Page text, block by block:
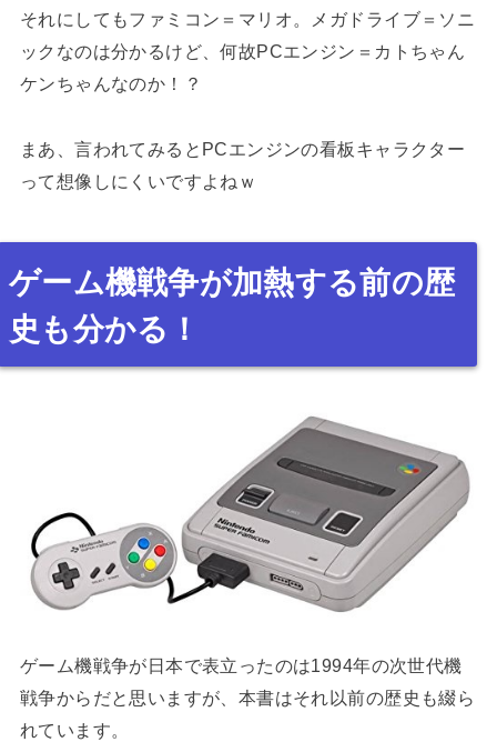
それにしてもファミコン＝マリオ。メガドライブ＝ソニ
ックなのは分かるけど、何故PCエンジン＝カトちゃん
ケンちゃんなのか！？
まあ、言われてみるとPCエンジンの看板キャラクター
って想像しにくいですよねｗ
ゲーム機戦争が加熱する前の歴
史も分かる！
ゲーム機戦争が日本で表立ったのは1994年の次世代機
戦争からだと思いますが、本書はそれ以前の歴史も綴ら
れています。